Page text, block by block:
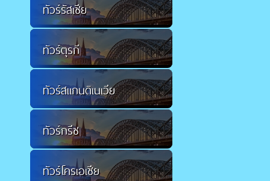
ทัวร์รัสเซีย
ทัวร์ตุรกี
ทัวร์สแกนดิเนเวีย
ทัวร์กรีซ
ทัวร์โครเอเชีย